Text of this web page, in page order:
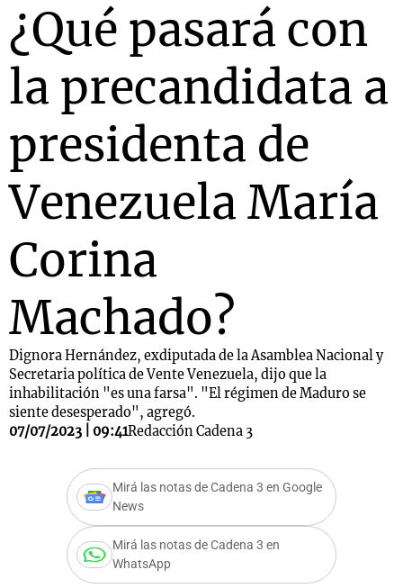
¿Qué pasará con
la precandidata a
presidenta de
Venezuela María
Corina
Machado?
Dignora Hernández, exdiputada de la Asamblea Nacional y
Secretaria política de Vente Venezuela, dijo que la
inhabilitación "es una farsa". "El régimen de Maduro se
siente desesperado", agregó.
07/07/2023 | 09:41Redacción Cadena 3
Mirá las notas de Cadena 3 en Google
News
Mirá las notas de Cadena 3 en
WhatsApp